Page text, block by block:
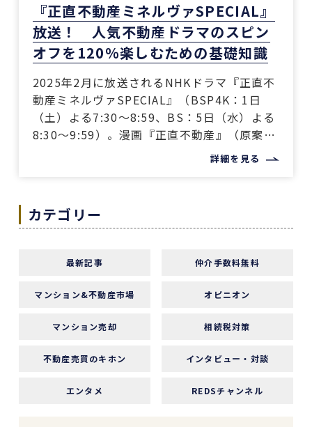
『正直不動産ミネルヴァSPECIAL』
放送！ 人気不動産ドラマのスピン
オフを120％楽しむための基礎知識
2025年2月に放送されるNHKドラマ『正直不
動産ミネルヴァSPECIAL』（BSP4K：1日
（土）よる7:30～8:59、BS：5日（水）よる
8:30～9:59）。漫画『正直不動産』（原案：
夏原武氏、脚本：水野光博氏、 […]詳細を見る
カテゴリー
最新記事 仲介手数料無料
マンション&不動産市場 オピニオン
マンション売却 相続税対策
不動産売買のキホン インタビュー・対談
エンタメ REDSチャンネル